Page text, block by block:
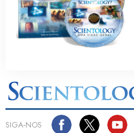
SIGA‑NOS